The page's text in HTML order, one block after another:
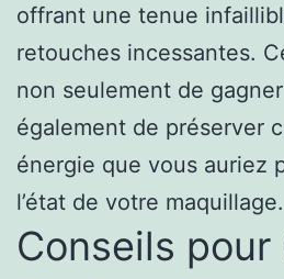
offrant une tenue
retouches incessantes.
non seulement de
également de préserver
énergie que vous auriez
l’état de votre maquillage.
Conseils pour